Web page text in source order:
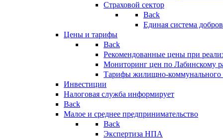
Страховой сектор
Back
Единая система
Цены и тарифы
Back
Рекомендованные цены при
Мониторинг цен по Лабинскому
Тарифы жилищно-коммунального
Инвестиции
Налоговая служба информирует
Back
Малое и среднее предпринимательство
Back
Экспертиза НПА